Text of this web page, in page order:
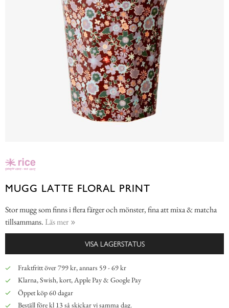
MUGG LATTE FLORAL PRINT
Stor mugg som finns i flera färger och mönster, fina att mixa & matcha
tillsammans. Läs mer
VISA LAGERSTATUS
Fraktfritt över 799 kr, annars 59 - 69 kr
Klarna, Swish, kort, Apple Pay & Google Pay
Öppet köp 60 dagar
Beställ före kl 13 så skickar vi samma dag.